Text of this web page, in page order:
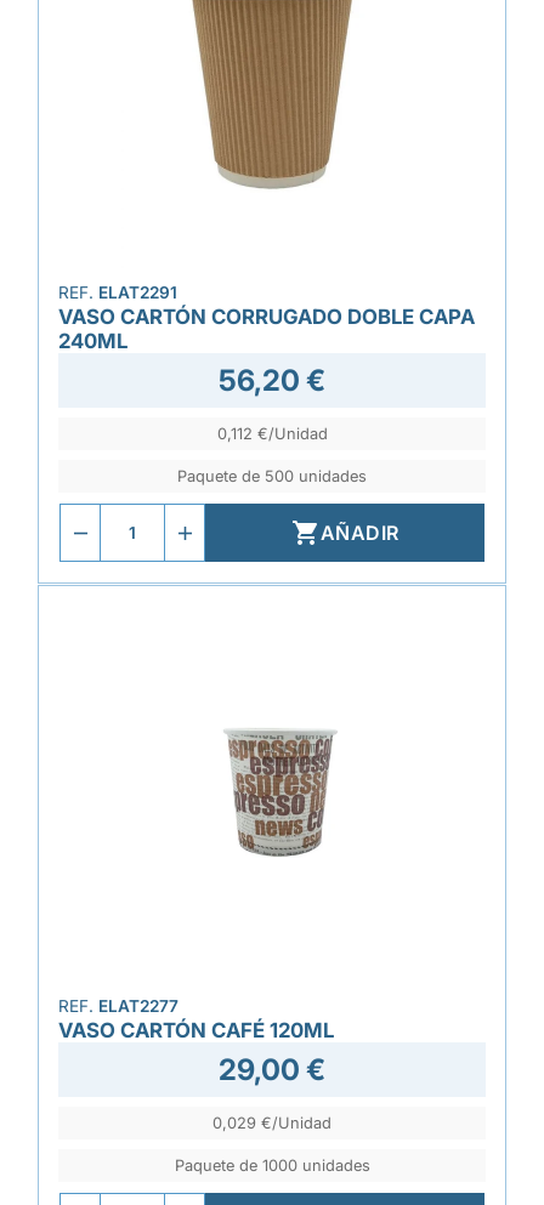
REF. ELAT2291
VASO CARTÓN CORRUGADO DOBLE CAPA
240ML
56,20 €
0,112 €/Unidad
Paquete de 500 unidades
AÑADIR
REF. ELAT2277
VASO CARTÓN CAFÉ 120ML
29,00 €
0,029 €/Unidad
Paquete de 1000 unidades